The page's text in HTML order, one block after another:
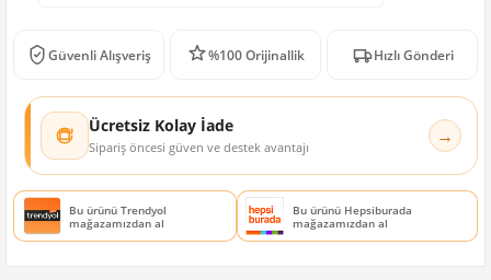
Güvenli Alışveriş %100 Orijinallik Hızlı Gönderi
Ücretsiz Kolay İade
Sipariş öncesi güven ve destek avantajı →
Bu ürünü Trendyol
mağazamızdan al
Bu ürünü Hepsiburada
mağazamızdan al